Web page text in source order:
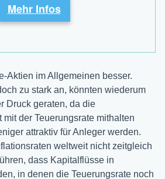
Mehr Infos
Aktien im Allgemeinen besser.
zu stark an, könnten wiederum
Druck geraten, da die
der Teuerungsrate mithalten
attraktiv für Anleger werden.
weltweit nicht zeitgleich
dass Kapitalflüsse in
in denen die Teuerungsrate noch